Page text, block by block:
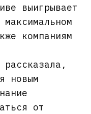
выигрывает
компаниям
новым
от